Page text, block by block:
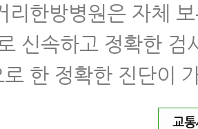
리한방병원은 자체
신속하고 정확한 검
한 정확한 진단이
교